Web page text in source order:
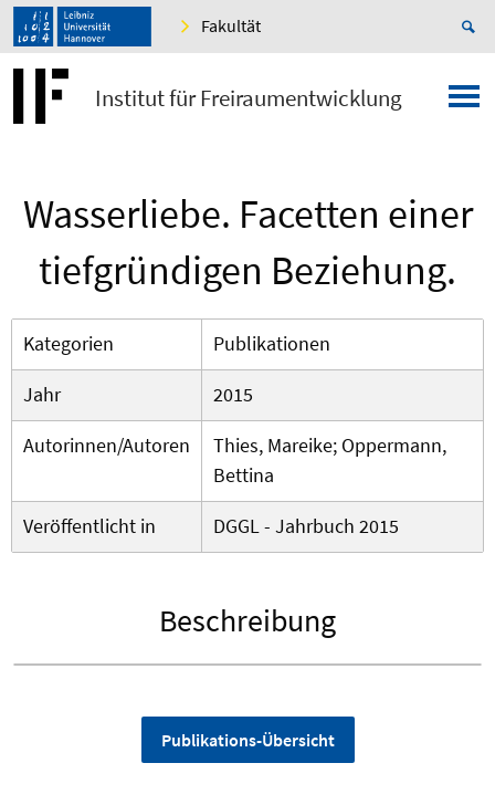
Fakultät
Institut für Freiraumentwicklung
Wasserliebe. Facetten einer
tiefgründigen Beziehung.
Kategorien
Publikationen
Jahr
2015
Autorinnen/Autoren
Thies, Mareike; Oppermann,
Bettina
Veröffentlicht in
DGGL - Jahrbuch 2015
Beschreibung
Publikations-Übersicht